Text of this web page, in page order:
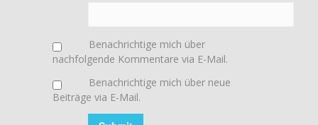
Benachrichtige mich über
nachfolgende Kommentare via E-Mail.
Benachrichtige mich über neue
Beiträge via E-Mail.